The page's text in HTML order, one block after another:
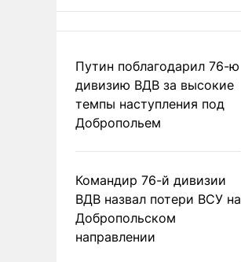
Путин поблагодарил 76-ю
дивизию ВДВ за высокие
темпы наступления под
Добропольем
Командир 76-й дивизии
ВДВ назвал потери ВСУ на
Добропольском
направлении